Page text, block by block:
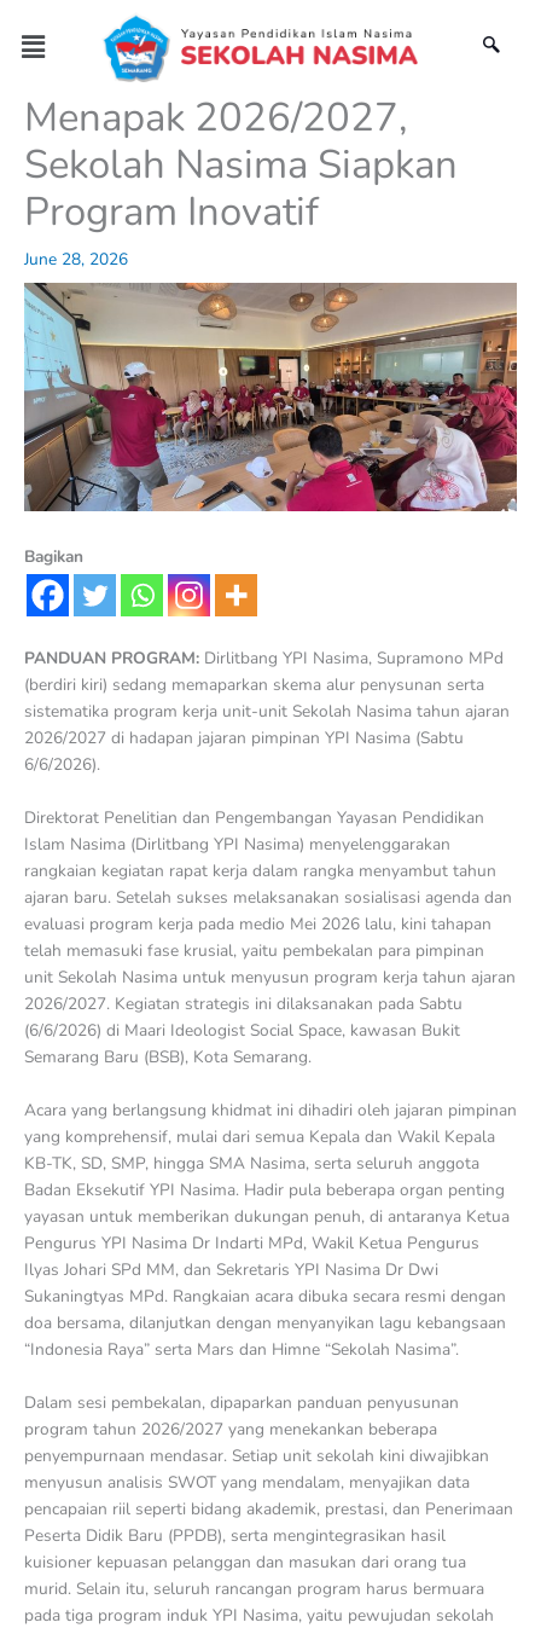
content
Menu
Menapak 2026/2027,
Sekolah Nasima Siapkan
Program Inovatif
June 28, 2026
Bagikan
PANDUAN PROGRAM: Dirlitbang YPI Nasima, Supramono MPd
(berdiri kiri) sedang memaparkan skema alur penysunan serta
sistematika program kerja unit-unit Sekolah Nasima tahun ajaran
2026/2027 di hadapan jajaran pimpinan YPI Nasima (Sabtu
6/6/2026).
Direktorat Penelitian dan Pengembangan Yayasan Pendidikan
Islam Nasima (Dirlitbang YPI Nasima) menyelenggarakan
rangkaian kegiatan rapat kerja dalam rangka menyambut tahun
ajaran baru. Setelah sukses melaksanakan sosialisasi agenda dan
evaluasi program kerja pada medio Mei 2026 lalu, kini tahapan
telah memasuki fase krusial, yaitu pembekalan para pimpinan
unit Sekolah Nasima untuk menyusun program kerja tahun ajaran
2026/2027. Kegiatan strategis ini dilaksanakan pada Sabtu
(6/6/2026) di Maari Ideologist Social Space, kawasan Bukit
Semarang Baru (BSB), Kota Semarang.
Acara yang berlangsung khidmat ini dihadiri oleh jajaran pimpinan
yang komprehensif, mulai dari semua Kepala dan Wakil Kepala
KB-TK, SD, SMP, hingga SMA Nasima, serta seluruh anggota
Badan Eksekutif YPI Nasima. Hadir pula beberapa organ penting
yayasan untuk memberikan dukungan penuh, di antaranya Ketua
Pengurus YPI Nasima Dr Indarti MPd, Wakil Ketua Pengurus
Ilyas Johari SPd MM, dan Sekretaris YPI Nasima Dr Dwi
Sukaningtyas MPd. Rangkaian acara dibuka secara resmi dengan
doa bersama, dilanjutkan dengan menyanyikan lagu kebangsaan
“Indonesia Raya” serta Mars dan Himne “Sekolah Nasima”.
Dalam sesi pembekalan, dipaparkan panduan penyusunan
program tahun 2026/2027 yang menekankan beberapa
penyempurnaan mendasar. Setiap unit sekolah kini diwajibkan
menyusun analisis SWOT yang mendalam, menyajikan data
pencapaian riil seperti bidang akademik, prestasi, dan Penerimaan
Peserta Didik Baru (PPDB), serta mengintegrasikan hasil
kuisioner kepuasan pelanggan dan masukan dari orang tua
murid. Selain itu, seluruh rancangan program harus bermuara
pada tiga program induk YPI Nasima, yaitu pewujudan sekolah